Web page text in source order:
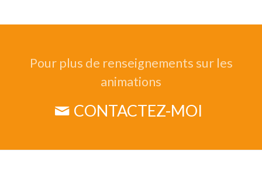
Pour plus de renseignements sur les
animations
CONTACTEZ-MOI